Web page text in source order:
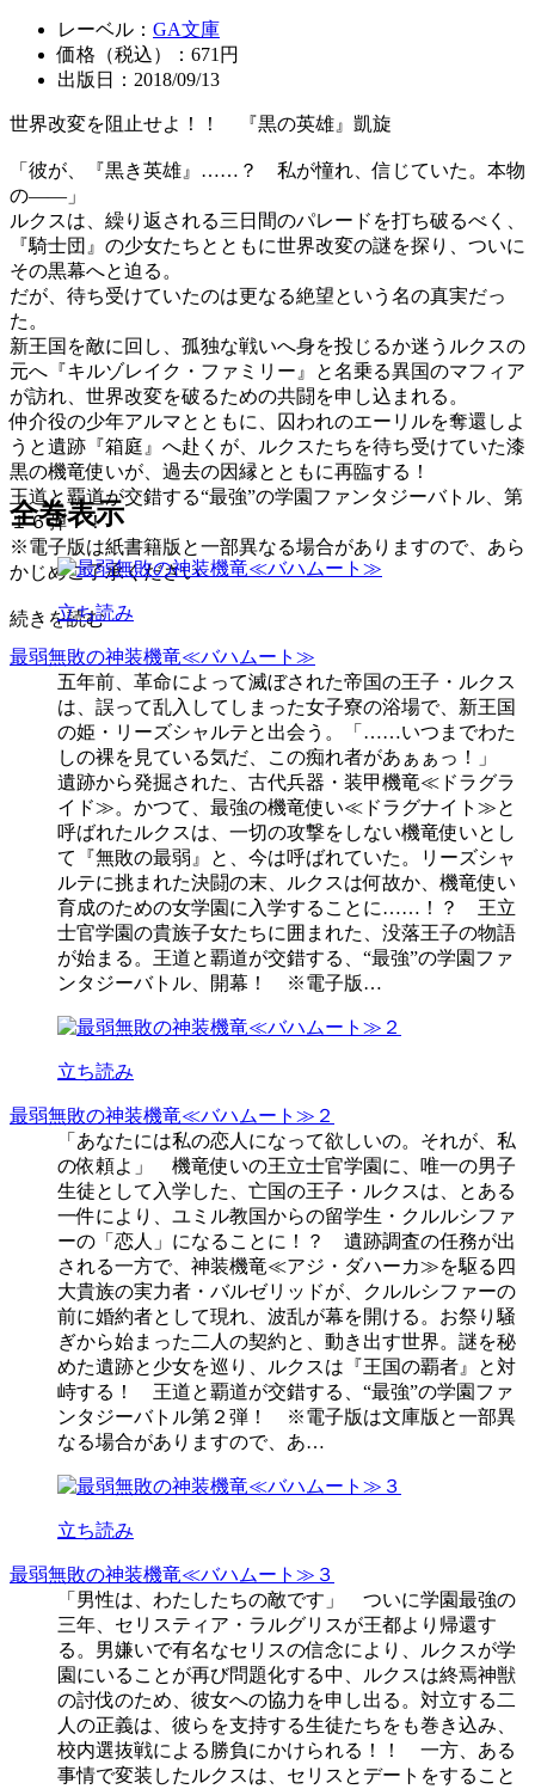
レーベル： GA文庫
価格（税込）：671円
出版日：2018/09/13
世界改変を阻止せよ！！ 『黒の英雄』凱旋
「彼が、『黒き英雄』……？ 私が憧れ、信じていた。本物
の――」
ルクスは、繰り返される三日間のパレードを打ち破るべく、
『騎士団』の少女たちとともに世界改変の謎を探り、ついに
その黒幕へと迫る。
だが、待ち受けていたのは更なる絶望という名の真実だっ
た。
新王国を敵に回し、孤独な戦いへ身を投じるか迷うルクスの
元へ『キルゾレイク・ファミリー』と名乗る異国のマフィア
が訪れ、世界改変を破るための共闘を申し込まれる。
仲介役の少年アルマとともに、囚われのエーリルを奪還しよ
うと遺跡『箱庭』へ赴くが、ルクスたちを待ち受けていた漆
黒の機竜使いが、過去の因縁とともに再臨する！
王道と覇道が交錯する“最強”の学園ファンタジーバトル、第
１６弾！！
※電子版は紙書籍版と一部異なる場合がありますので、あら
かじめご了承ください
続きを読む
全巻表示
立ち読み
最弱無敗の神装機竜≪バハムート≫
五年前、革命によって滅ぼされた帝国の王子・ルクス
は、誤って乱入してしまった女子寮の浴場で、新王国
の姫・リーズシャルテと出会う。「……いつまでわた
しの裸を見ている気だ、この痴れ者があぁぁっ！」
遺跡から発掘された、古代兵器・装甲機竜≪ドラグラ
イド≫。かつて、最強の機竜使い≪ドラグナイト≫と
呼ばれたルクスは、一切の攻撃をしない機竜使いとし
て『無敗の最弱』と、今は呼ばれていた。リーズシャ
ルテに挑まれた決闘の末、ルクスは何故か、機竜使い
育成のための女学園に入学することに……！？ 王立
士官学園の貴族子女たちに囲まれた、没落王子の物語
が始まる。王道と覇道が交錯する、“最強”の学園ファ
ンタジーバトル、開幕！ ※電子版…
立ち読み
最弱無敗の神装機竜≪バハムート≫２
「あなたには私の恋人になって欲しいの。それが、私
の依頼よ」 機竜使いの王立士官学園に、唯一の男子
生徒として入学した、亡国の王子・ルクスは、とある
一件により、ユミル教国からの留学生・クルルシファ
ーの「恋人」になることに！？ 遺跡調査の任務が出
される一方で、神装機竜≪アジ・ダハーカ≫を駆る四
大貴族の実力者・バルゼリッドが、クルルシファーの
前に婚約者として現れ、波乱が幕を開ける。お祭り騒
ぎから始まった二人の契約と、動き出す世界。謎を秘
めた遺跡と少女を巡り、ルクスは『王国の覇者』と対
峙する！ 王道と覇道が交錯する、“最強”の学園ファ
ンタジーバトル第２弾！ ※電子版は文庫版と一部異
なる場合がありますので、あ…
立ち読み
最弱無敗の神装機竜≪バハムート≫３
「男性は、わたしたちの敵です」 ついに学園最強の
三年、セリスティア・ラルグリスが王都より帰還す
る。男嫌いで有名なセリスの信念により、ルクスが学
園にいることが再び問題化する中、ルクスは終焉神獣
の討伐のため、彼女への協力を申し出る。対立する二
人の正義は、彼らを支持する生徒たちをも巻き込み、
校内選抜戦による勝負にかけられる！！ 一方、ある
事情で変装したルクスは、セリスとデートをすること